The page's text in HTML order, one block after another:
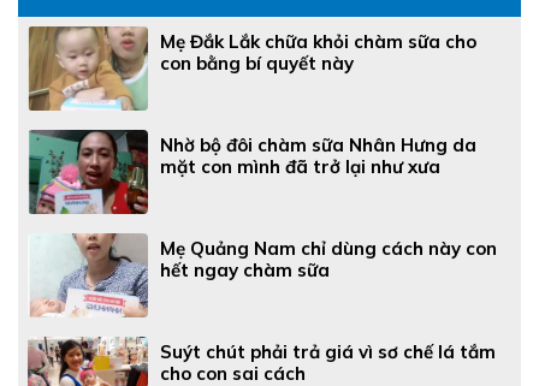
Mẹ Đắk Lắk chữa khỏi chàm sữa cho
con bằng bí quyết này
Nhờ bộ đôi chàm sữa Nhân Hưng da
mặt con mình đã trở lại như xưa
Mẹ Quảng Nam chỉ dùng cách này con
hết ngay chàm sữa
Suýt chút phải trả giá vì sơ chế lá tắm
cho con sai cách